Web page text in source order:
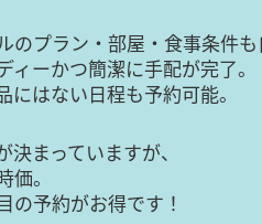
のプラン・部屋・食事条件も
ーかつ簡潔に手配が完了。
はない日程も予約可能。
まっていますが、
価。
の予約がお得です！